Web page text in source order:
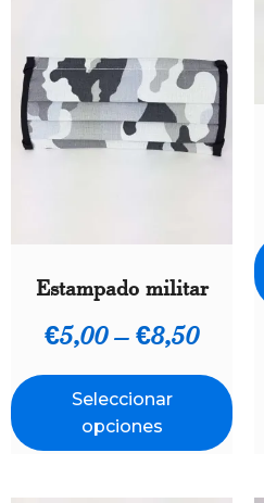
Estampado militar
€5,00– €8,50
Seleccionar
opciones